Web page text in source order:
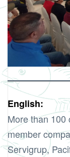
English:
More than 100
member
Servigrup,